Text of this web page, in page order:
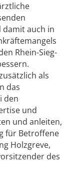
damit auch in
Rhein-Sieg-
als
das
den
und
und anleiten,
für Betroffene
Holzgreve,
des